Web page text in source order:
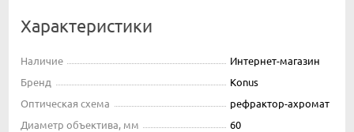
Характеристики
Наличие
Интернет-магазин
Бренд
Konus
Оптическая схема
рефрактор-ахромат
Диаметр объектива, мм
60